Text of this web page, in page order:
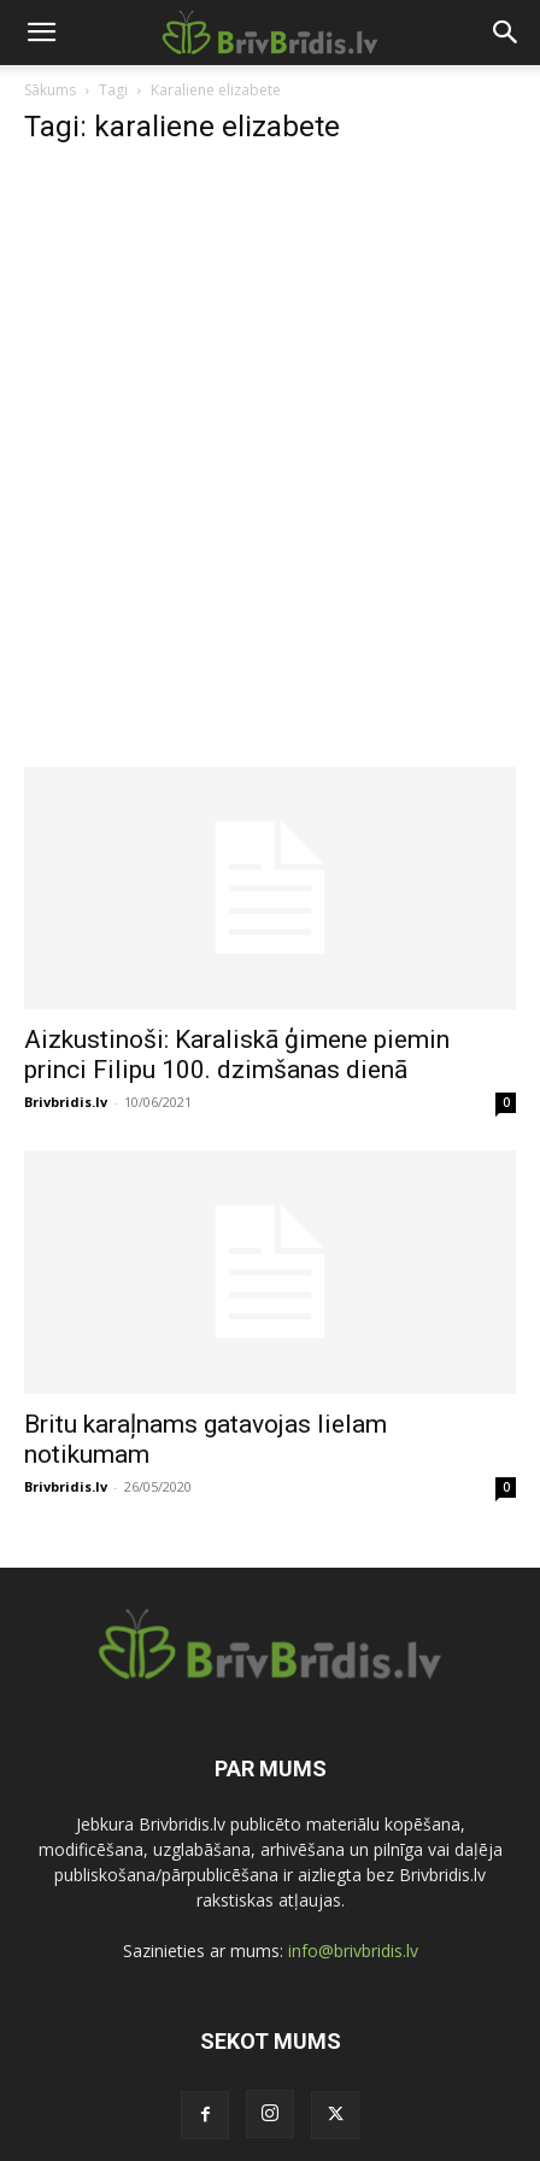
Sākums Tagi Karaliene elizabete
Tagi: karaliene elizabete
Aizkustinoši: Karaliskā ģimene piemin
princi Filipu 100. dzimšanas dienā
Brivbridis.lv - 10/06/2021 0
Britu karaļnams gatavojas lielam
notikumam
Brivbridis.lv - 26/05/2020 0
PAR MUMS
Jebkura Brivbridis.lv publicēto materiālu kopēšana,
modificēšana, uzglabāšana, arhivēšana un pilnīga vai daļēja
publiskošana/pārpublicēšana ir aizliegta bez Brivbridis.lv
rakstiskas atļaujas.
Sazinieties ar mums: info@brivbridis.lv
SEKOT MUMS